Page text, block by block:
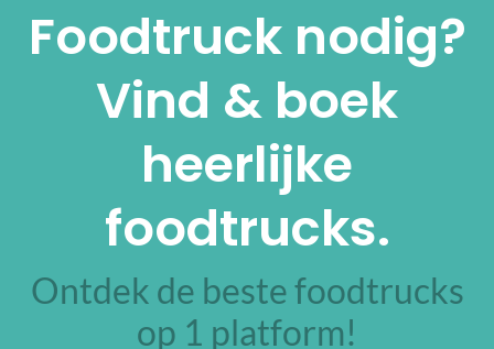
Foodtruck nodig?
Vind & boek
heerlijke
foodtrucks.
Ontdek de beste foodtrucks
op 1 platform!